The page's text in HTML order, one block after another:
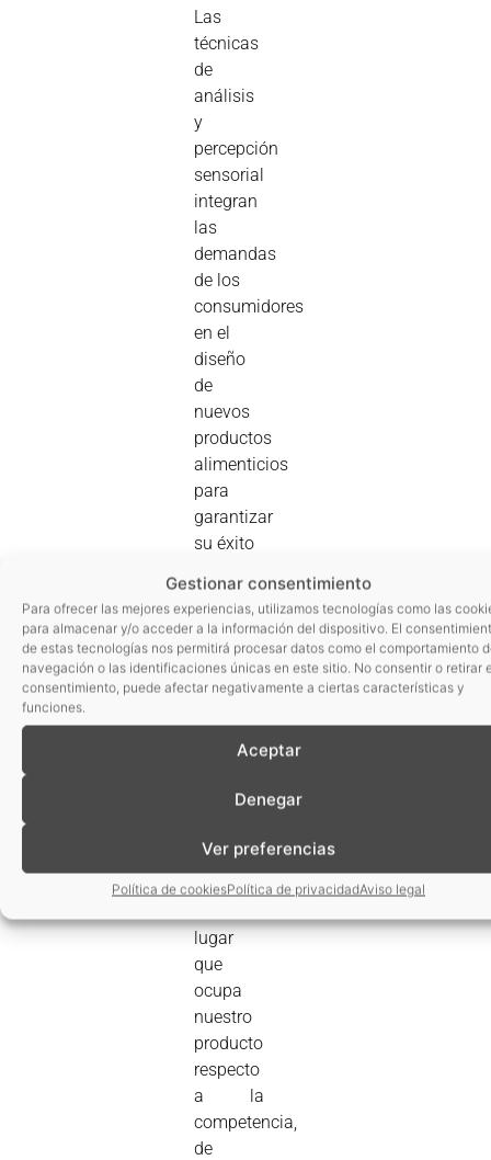
Gestionar consentimiento
Para ofrecer las mejores experiencias, utilizamos tecnologías como las
para almacenar y/o acceder a la información del dispositivo. El
de estas tecnologías nos permitirá procesar datos como el comportamiento
navegación o las identificaciones únicas en este sitio. No consentir o retirar
consentimiento, puede afectar negativamente a ciertas características y
funciones.
Aceptar
Denegar
Ver preferencias
Política de cookiesPolítica de privacidadAviso legal
Las
técnicas
de
análisis
y
percepción
sensorial
integran
las
demandas
de los
consumidores
en el
diseño
de
nuevos
productos
alimenticios
para
garantizar
su éxito
mercado.
También
en el
momento
de medir
el grado
o a la
hora de
lugar
que
ocupa
nuestro
producto
respecto
a la
competencia,
de